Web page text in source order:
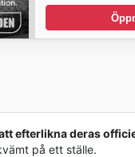
efterlikna deras
på ett ställe.